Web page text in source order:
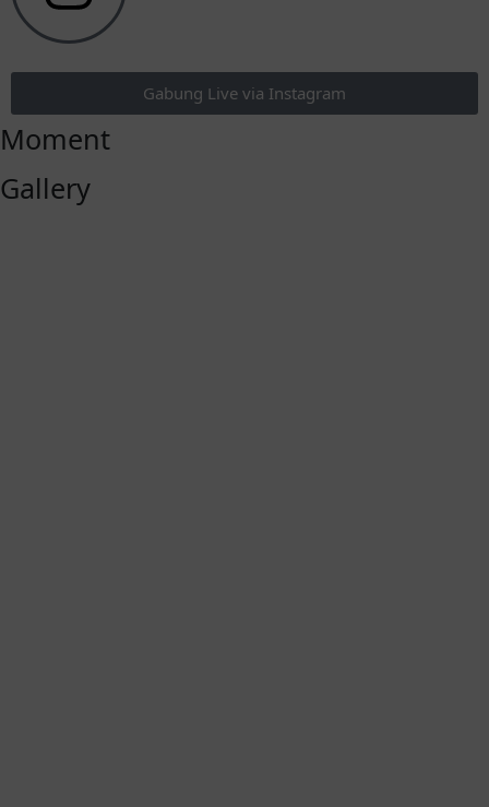
Gabung Live via Instagram
Moment
Gallery